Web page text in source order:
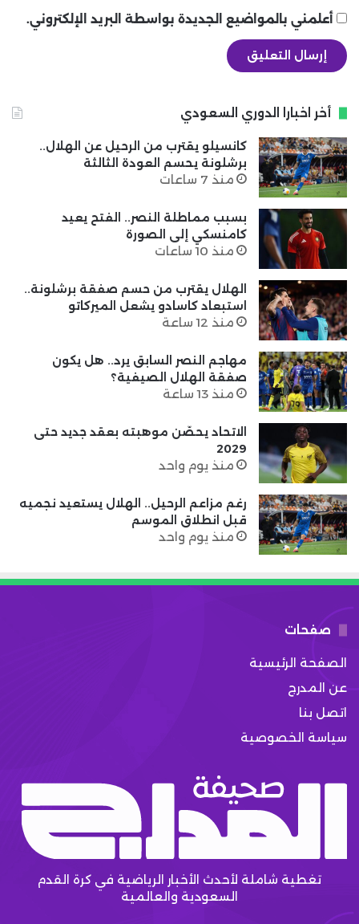
أعلمني بالمواضيع الجديدة بواسطة البريد الإلكتروني.
أخر اخبارا الدوري السعودي
كانسيلو يقترب من الرحيل عن الهلال..
برشلونة يحسم العودة الثالثة
منذ 7 ساعات
بسبب مماطلة النصر.. الفتح يعيد
كامنسكي إلى الصورة
منذ 10 ساعات
الهلال يقترب من حسم صفقة برشلونة..
استبعاد كاسادو يشعل الميركاتو
منذ 12 ساعة
مهاجم النصر السابق يرد.. هل يكون
صفقة الهلال الصيفية؟
منذ 13 ساعة
الاتحاد يحصّن موهبته بعقد جديد حتى
2029
منذ يوم واحد
رغم مزاعم الرحيل.. الهلال يستعيد نجميه
قبل انطلاق الموسم
منذ يوم واحد
صفحات
الصفحة الرئيسية
عن المدرج
اتصل بنا
سياسة الخصوصية
تغطية شاملة لأحدث الأخبار الرياضية في كرة القدم
السعودية والعالمية